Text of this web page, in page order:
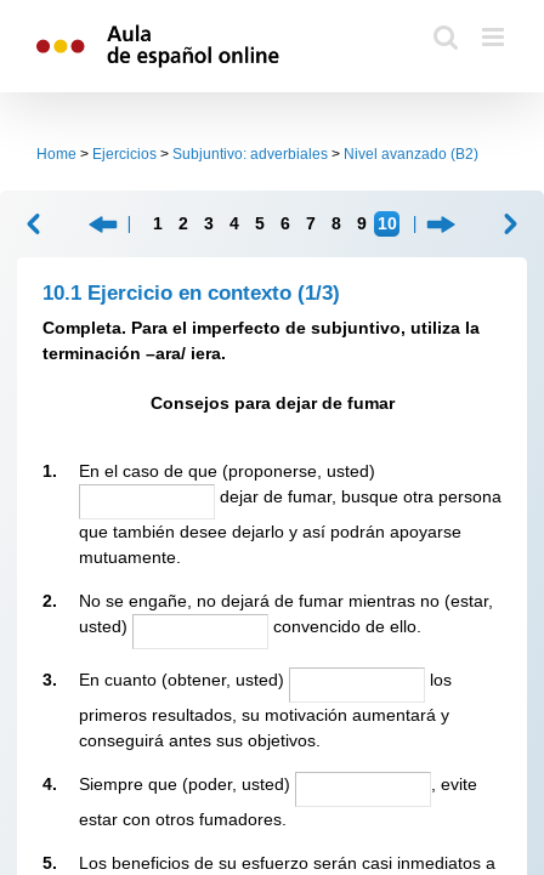
Home > Ejercicios > Subjuntivo: adverbiales > Nivel avanzado (B2)
1 2 3 4 5 6 7 8 9 10
10.1 Ejercicio en contexto (1/3)
Completa. Para el imperfecto de subjuntivo, utiliza la
terminación –ara/ iera.
Consejos para dejar de fumar
1.
En el caso de que (proponerse, usted)
dejar de fumar, busque otra persona
que también desee dejarlo y así podrán apoyarse
mutuamente.
2.
No se engañe, no dejará de fumar mientras no (estar,
usted)
convencido de ello.
3. En cuanto (obtener, usted)
los
primeros resultados, su motivación aumentará y
conseguirá antes sus objetivos.
4. Siempre que (poder, usted)
, evite
estar con otros fumadores.
5.
Los beneficios de su esfuerzo serán casi inmediatos a